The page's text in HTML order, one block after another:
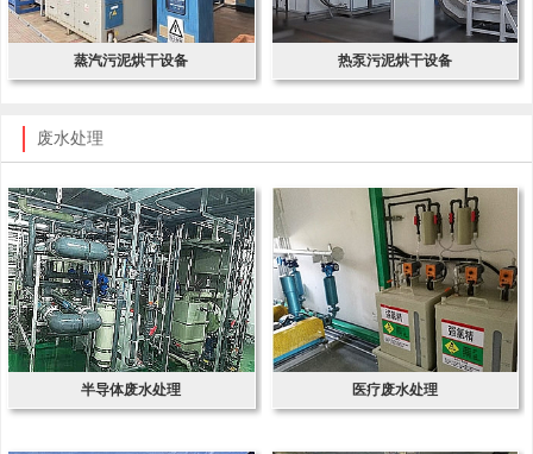
蒸汽污泥烘干设备 热泵污泥烘干设备
废水处理
半导体废水处理 医疗废水处理